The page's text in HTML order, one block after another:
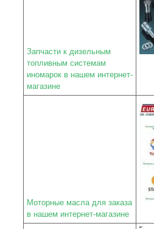
Запчасти к дизельным
топливным системам
иномарок в нашем интернет-
магазине
Моторные масла для заказа
в нашем интернет-магазине